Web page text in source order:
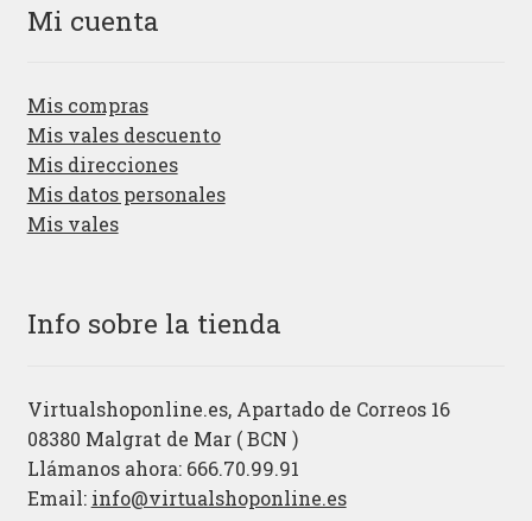
Mi cuenta
Mis compras
Mis vales descuento
Mis direcciones
Mis datos personales
Mis vales
Info sobre la tienda
Virtualshoponline.es, Apartado de Correos 16
08380 Malgrat de Mar ( BCN )
Llámanos ahora: 666.70.99.91
Email: info@virtualshoponline.es